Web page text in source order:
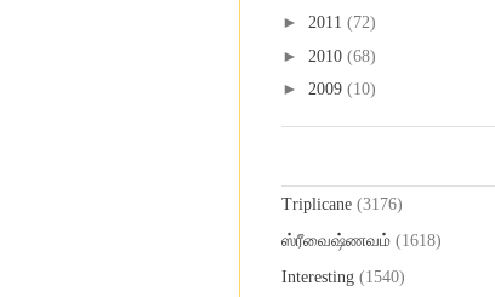
► 2011 (72)
► 2010 (68)
► 2009 (10)
Triplicane (3176)
ஸ்ரீவைஷ்ணவம் (1618)
Interesting (1540)